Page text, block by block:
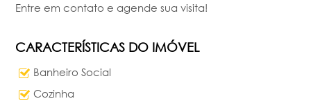
Entre em contato e agende sua visita!
CARACTERÍSTICAS DO IMÓVEL
Banheiro Social
Cozinha